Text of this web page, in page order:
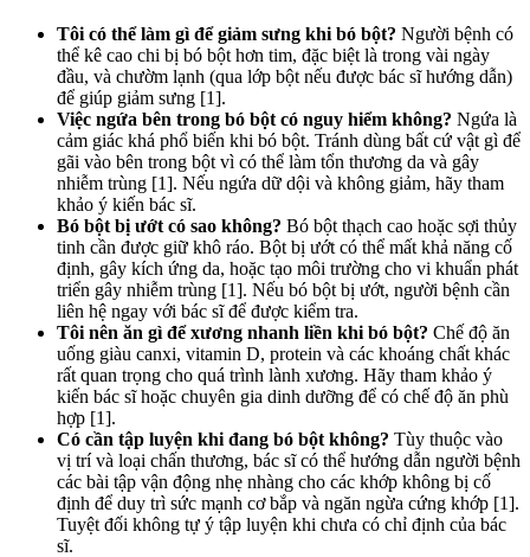
Tôi có thể làm gì để giảm sưng khi bó bột? Người bệnh có
thể kê cao chi bị bó bột hơn tim, đặc biệt là trong vài ngày
đầu, và chườm lạnh (qua lớp bột nếu được bác sĩ hướng dẫn)
để giúp giảm sưng [1].
Việc ngứa bên trong bó bột có nguy hiểm không? Ngứa là
cảm giác khá phổ biến khi bó bột. Tránh dùng bất cứ vật gì để
gãi vào bên trong bột vì có thể làm tổn thương da và gây
nhiễm trùng [1]. Nếu ngứa dữ dội và không giảm, hãy tham
khảo ý kiến bác sĩ.
Bó bột bị ướt có sao không? Bó bột thạch cao hoặc sợi thủy
tinh cần được giữ khô ráo. Bột bị ướt có thể mất khả năng cố
định, gây kích ứng da, hoặc tạo môi trường cho vi khuẩn phát
triển gây nhiễm trùng [1]. Nếu bó bột bị ướt, người bệnh cần
liên hệ ngay với bác sĩ để được kiểm tra.
Tôi nên ăn gì để xương nhanh liền khi bó bột? Chế độ ăn
uống giàu canxi, vitamin D, protein và các khoáng chất khác
rất quan trọng cho quá trình lành xương. Hãy tham khảo ý
kiến bác sĩ hoặc chuyên gia dinh dưỡng để có chế độ ăn phù
hợp [1].
Có cần tập luyện khi đang bó bột không? Tùy thuộc vào
vị trí và loại chấn thương, bác sĩ có thể hướng dẫn người bệnh
các bài tập vận động nhẹ nhàng cho các khớp không bị cố
định để duy trì sức mạnh cơ bắp và ngăn ngừa cứng khớp [1].
Tuyệt đối không tự ý tập luyện khi chưa có chỉ định của bác
sĩ.